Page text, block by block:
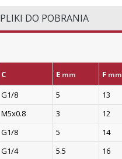
PLIKI DO POBRANIA
C E mm F mm
G1/8 5 13
M5x0.8 3 12
G1/8 5 14
G1/4 5.5 16